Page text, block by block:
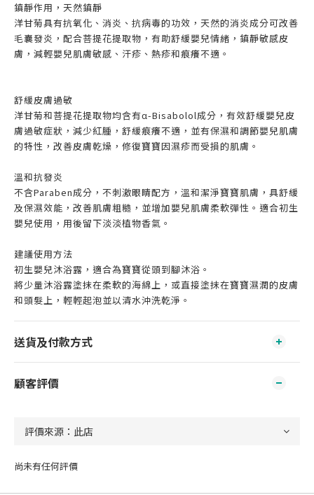
鎮靜作用，天然鎮靜
洋甘菊具有抗氧化、消炎、抗病毒的功效，天然的消炎成分可改善
毛囊發炎，配合菩提花提取物，有助舒緩嬰兒情緒，鎮靜敏感皮
膚，減輕嬰兒肌膚敏感、汗疹、熱疹和痕癢不適。
舒緩皮膚過敏
洋甘菊和菩提花提取物均含有α-Bisabolol成分，有效舒緩嬰兒皮
膚過敏症狀，減少紅腫，舒緩痕癢不適，並有保濕和調節嬰兒肌膚
的特性，改善皮膚乾燥，修復寶寶因濕疹而受損的肌膚。
溫和抗發炎
不含Paraben成分，不刺激眼睛配方，溫和潔淨寶寶肌膚，具舒緩
及保濕效能，改善肌膚粗糙，並增加嬰兒肌膚柔軟彈性。適合初生
嬰兒使用，用後留下淡淡植物香氣。
建議使用方法
初生嬰兒沐浴露，適合為寶寶從頭到腳沐浴。
將少量沐浴露塗抹在柔軟的海綿上，或直接塗抹在寶寶濕潤的皮膚
和頭髮上，輕輕起泡並以清水沖洗乾淨。
送貨及付款方式
顧客評價
尚未有任何評價